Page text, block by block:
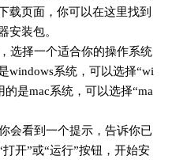
载页面，你可以在这里找到
安装包。
选择一个适合你的操作系统
windows系统，可以选择“wi
是mac系统，可以选择“ma
会看到一个提示，告诉你已
开”或“运行”按钮，开始安